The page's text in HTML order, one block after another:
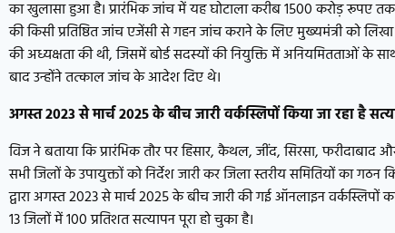
का खुलासा हुआ है। प्रारंभिक जांच में यह घोटाला करीब 1500 करोड़ रूपए
की किसी प्रतिष्ठित जांच एजेंसी से गहन जांच कराने के लिए मुख्यमंत्री को
की अध्यक्षता की थी, जिसमें बोर्ड सदस्यों की नियुक्ति में अनियमितताओं के
बाद उन्होंने तत्काल जांच के आदेश दिए थे।
अगस्त2023से मार्च2025के बीच जारी वर्कस्लिपों किया जा रहा है
विज ने बताया कि प्रारंभिक तौर पर हिसार, कैथल, जींद, सिरसा,
सभी जिलों के उपायुक्तों को निर्देश जारी कर जिला स्तरीय समितियों का
द्वारा अगस्त 2023 से मार्च 2025 के बीच जारी की गई ऑनलाइन
13 जिलों में 100 प्रतिशत सत्यापन पूरा हो चुका है।